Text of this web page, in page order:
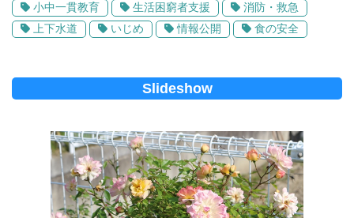
小中一貫教育
生活困窮者支援
消防・救急
上下水道
いじめ 情報公開 食の安全
Slideshow